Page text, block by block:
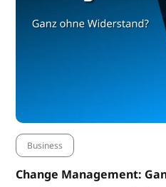
Business
Change Management: